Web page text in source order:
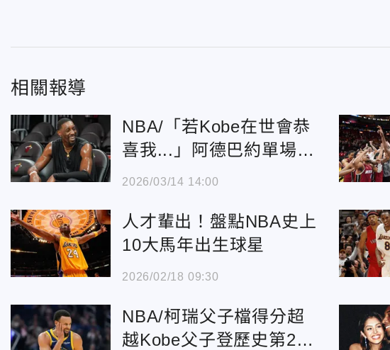
相關報導
NBA/「若Kobe在世會恭
喜我...」阿德巴約單場83
分曝心情
2026/03/14 14:00
人才輩出！盤點NBA史上
10大馬年出生球星
2026/02/18 09:30
NBA/柯瑞父子檔得分超
越Kobe父子登歷史第2！